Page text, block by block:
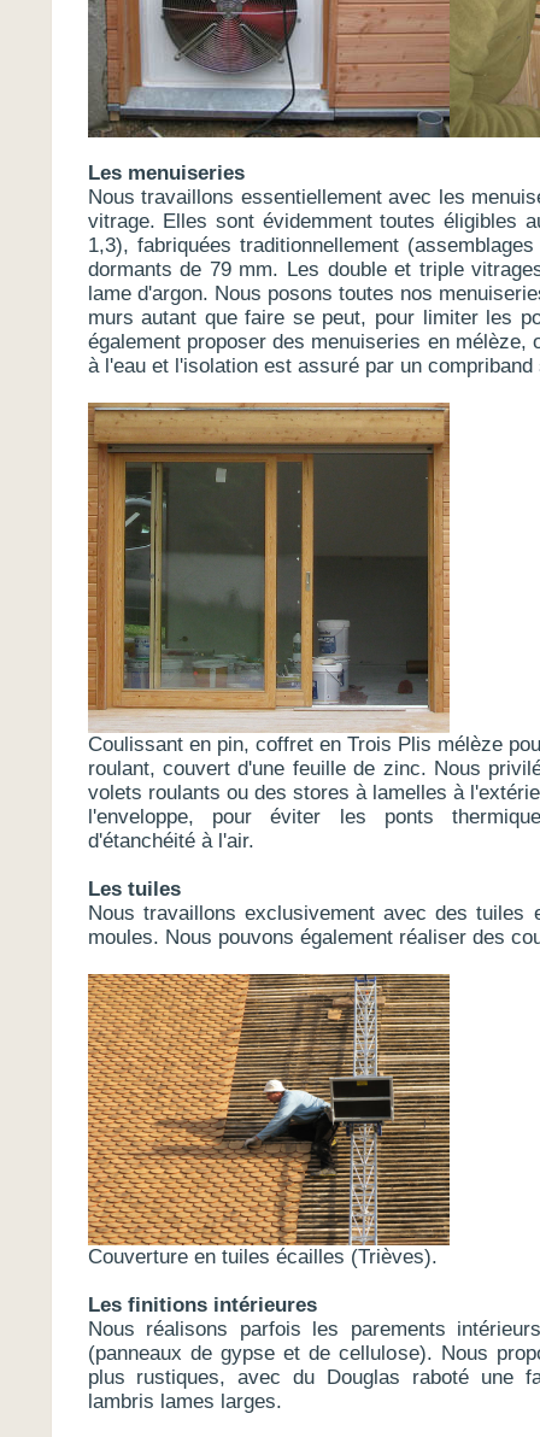
Les menuiseries
Nous travaillons essentiellement avec les
vitrage. Elles sont évidemment toutes éligibles
1,3), fabriquées traditionnellement
dormants de 79 mm. Les double et triple
lame d'argon. Nous posons toutes nos
murs autant que faire se peut, pour limiter les
également proposer des menuiseries en mélèze,
à l'eau et l'isolation est assuré par un
Coulissant en pin, coffret en Trois Plis mélèze
roulant, couvert d'une feuille de zinc. Nous
volets roulants ou des stores à lamelles à
l'enveloppe, pour éviter les ponts
d'étanchéité à l'air.
Les tuiles
Nous travaillons exclusivement avec des tuiles
moules. Nous pouvons également réaliser des
Couverture en tuiles écailles (Trièves).
Les finitions intérieures
Nous réalisons parfois les parements
(panneaux de gypse et de cellulose). Nous
plus rustiques, avec du Douglas raboté une
lambris lames larges.